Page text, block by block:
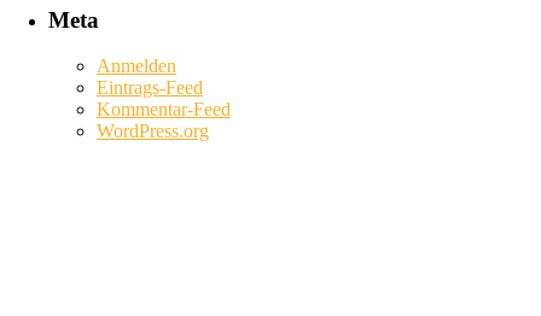
Meta
Anmelden
Eintrags-Feed
Kommentar-Feed
WordPress.org